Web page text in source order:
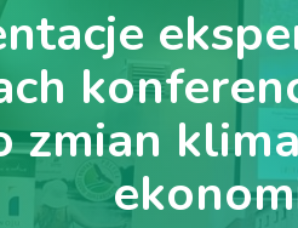
zmian